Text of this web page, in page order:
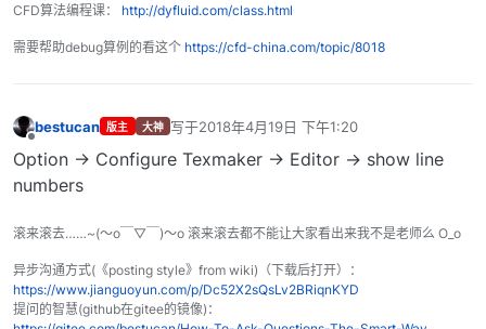
CFD算法编程课： http://dyfluid.com/class.html
需要帮助debug算例的看这个 https://cfd-china.com/topic/8018
bestucan 版主 大神 写于2018年4月19日 下午1:20
最后由 编辑
Option -> Configure Texmaker -> Editor -> show line
numbers
滚来滚去……~(～o￣▽￣)～o 滚来滚去都不能让大家看出来我不是老师么 O_o
异步沟通方式(《posting style》from wiki)（下载后打开）：
https://www.jianguoyun.com/p/Dc52X2sQsLv2BRiqnKYD
提问的智慧(github在gitee的镜像)：